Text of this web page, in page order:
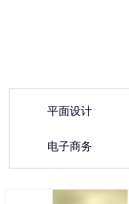
平面设计
电子商务